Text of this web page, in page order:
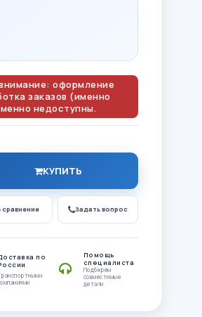
оформление
заказов (именно
недоступны.
КУПИТЬ
сравнение Задать вопрос
по
Помощь
специалиста
Подберём
совместимые
детали